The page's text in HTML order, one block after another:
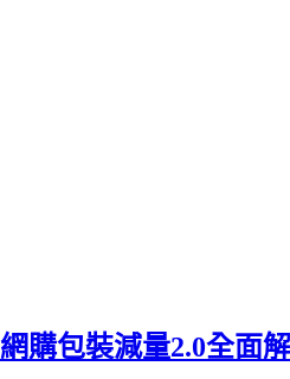
網購包裝減量2.0全面